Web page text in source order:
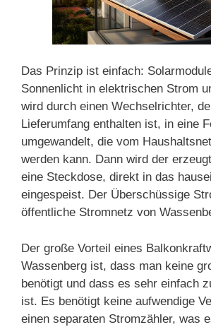
Das Prinzip ist einfach:
Sonnenlicht in elektrischen Strom
wird durch einen Wechselrichter,
Lieferumfang enthalten ist, in eine
umgewandelt, die vom
werden kann. Dann wird der
eine Steckdose, direkt in das
eingespeist. Der Überschüssige
öffentliche Stromnetz von
Der große Vorteil eines
Wassenberg ist, dass man keine
benötigt und dass es sehr einfach
ist. Es benötigt keine aufwendige
einen separaten Stromzähler, was